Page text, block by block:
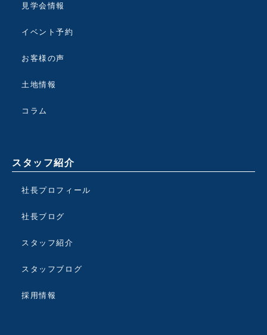
見学会情報
イベント予約
お客様の声
土地情報
コラム
スタッフ紹介
社長プロフィール
社長ブログ
スタッフ紹介
スタッフブログ
採用情報